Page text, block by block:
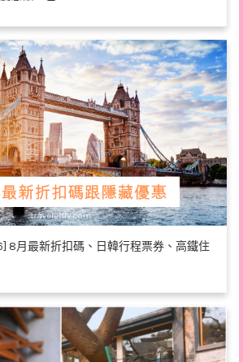
8月最新折扣碼、日韓行程票券、高鐵住